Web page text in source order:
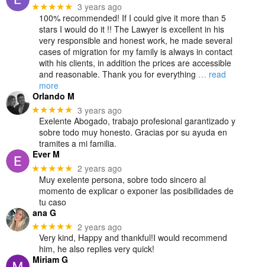
★★★★★ 3 years ago
100% recommended! If I could give it more than 5
stars I would do it !! The Lawyer is excellent in his
very responsible and honest work, he made several
cases of migration for my family is always in contact
with his clients, in addition the prices are accessible
and reasonable. Thank you for everything … read
more
Orlando M
★★★★★ 3 years ago
Exelente Abogado, trabajo profesional garantizado y
sobre todo muy honesto. Gracias por su ayuda en
tramites a mi familia.
Ever M
★★★★★ 2 years ago
Muy exelente persona, sobre todo sincero al
momento de explicar o exponer las posibilidades de
tu caso
ana G
★★★★★ 2 years ago
Very kind, Happy and thankful!I would recommend
him, he also replies very quick!
Miriam G